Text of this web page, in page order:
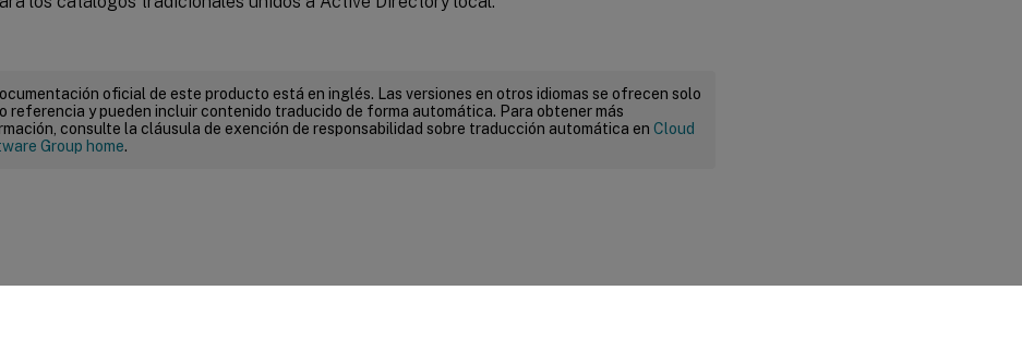
oficial de este producto está en inglés. Las versiones en otros idiomas se ofrecen solo
referencia y pueden incluir contenido traducido de forma automática. Para obtener más
consulte la cláusula de exención de responsabilidad sobre traducción automática en Cloud
Group home.